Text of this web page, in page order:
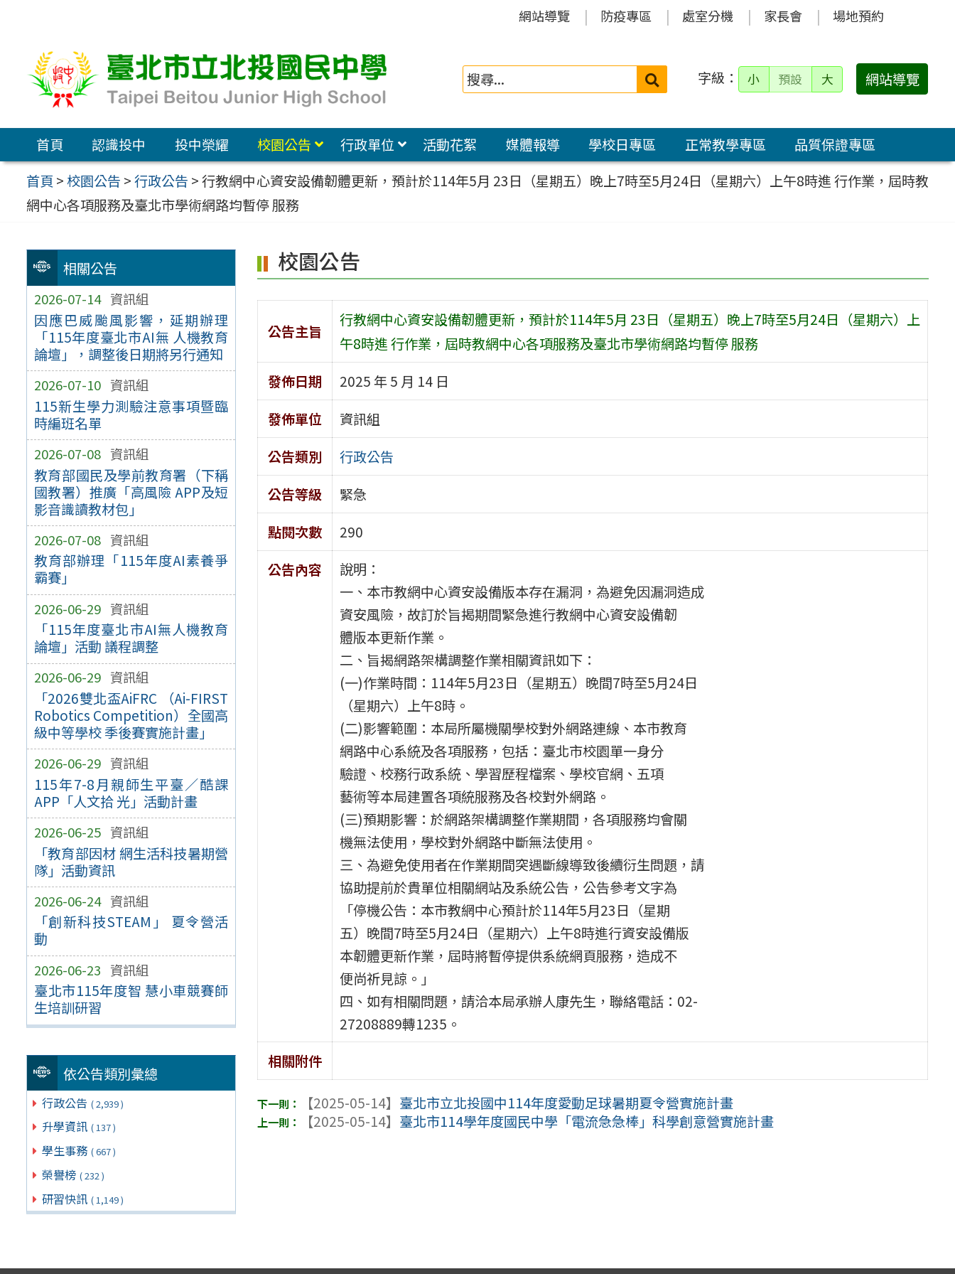
容
區
網站導覽 防疫專區 處室分機 家長會 場地預約
搜
字級： 小 預設 大 網站導覽
首頁 認識投中 投中榮耀 校園公告 行政單位 活動花絮 媒體報導 學校日專區 正常教學專區
品質保證專區
首頁 >校園公告 >行政公告 >行教網中心資安設備韌體更新，預計於114年5月 23日（星期五）晚上7時至5月24日（星期六）上午8時進 行作業，屆時教
網中心各項服務及臺北市學術網路均暫停 服務
相關公告
2026-07-14 資訊組
因應巴威颱風影響，延期辦理
「115年度臺北市AI無 人機教育
論壇」，調整後日期將另行通知
2026-07-10 資訊組
115新生學力測驗注意事項暨臨
時編班名單
2026-07-08 資訊組
教育部國民及學前教育署（下稱
國教署）推廣「高風險 APP及短
影音識讀教材包」
2026-07-08 資訊組
教育部辦理「115年度AI素養爭
霸賽」
2026-06-29 資訊組
「115年度臺北市AI無人機教育
論壇」活動 議程調整
2026-06-29 資訊組
「2026雙北盃AiFRC （Ai-FIRST
Robotics Competition）全國高
級中等學校 季後賽實施計畫」
2026-06-29 資訊組
115年7-8月親師生平臺／酷課
APP「人文拾 光」活動計畫
2026-06-25 資訊組
「教育部因材 網生活科技暑期營
隊」活動資訊
2026-06-24 資訊組
「創新科技STEAM」 夏令營活
動
2026-06-23 資訊組
臺北市115年度智 慧小車競賽師
生培訓研習
依公告類別彙總
行政公告 ( 2,939 )
升學資訊 ( 137 )
學生事務 ( 667 )
榮譽榜 ( 232 )
研習快訊 ( 1,149 )
校園公告
公告主旨
行教網中心資安設備韌體更新，預計於114年5月 23日（星期五）晚上7時至5月24日（星期六）上
午8時進 行作業，屆時教網中心各項服務及臺北市學術網路均暫停 服務
發佈日期
2025 年 5 月 14 日
發佈單位
資訊組
公告類別
行政公告
公告等級
緊急
點閱次數
290
公告內容
說明：
一、本市教網中心資安設備版本存在漏洞，為避免因漏洞造成
資安風險，故訂於旨揭期間緊急進行教網中心資安設備韌
體版本更新作業。
二、旨揭網路架構調整作業相關資訊如下：
(一)作業時間：114年5月23日（星期五）晚間7時至5月24日
（星期六）上午8時。
(二)影響範圍：本局所屬機關學校對外網路連線、本市教育
網路中心系統及各項服務，包括：臺北市校園單一身分
驗證、校務行政系統、學習歷程檔案、學校官網、五項
藝術等本局建置各項統服務及各校對外網路。
(三)預期影響：於網路架構調整作業期間，各項服務均會關
機無法使用，學校對外網路中斷無法使用。
三、為避免使用者在作業期間突遇斷線導致後續衍生問題，請
協助提前於貴單位相關網站及系統公告，公告參考文字為
「停機公告：本市教網中心預計於114年5月23日（星期
五）晚間7時至5月24日（星期六）上午8時進行資安設備版
本韌體更新作業，屆時將暫停提供系統網頁服務，造成不
便尚祈見諒。」
四、如有相關問題，請洽本局承辦人康先生，聯絡電話：02-
27208889轉1235。
相關附件
【2025-05-14】 臺北市立北投國中114年度愛動足球暑期夏令營實施計畫
【2025-05-14】 臺北市114學年度國民中學「電流急急棒」科學創意營實施計畫